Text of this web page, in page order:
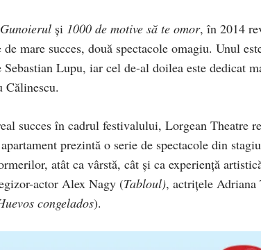
Gunoierul şi 1000 de motive să te omor, în 2014
mare succes, două spectacole omagiu. Unul
Lupu, iar cel de-al doilea este dedicat
Călinescu.
succes în cadrul festivalului, Lorgean Theatre
prezintă o serie de spectacole din
atât ca vârstă, cât şi ca experienţă
actor Alex Nagy (Tabloul), actriţele
congelados).